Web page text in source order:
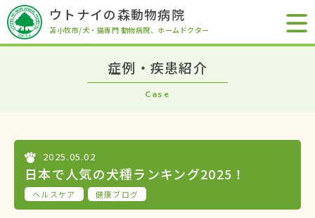
ウトナイの森動物病院
苫小牧市/犬・猫専門 動物病院、ホームドクター
症例・疾患紹介
Case
2025.05.02
日本で人気の犬種ランキング2025！
ヘルスケア 健康ブログ